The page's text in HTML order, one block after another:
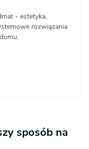
- estetyka,
rozwiązania
sposób na